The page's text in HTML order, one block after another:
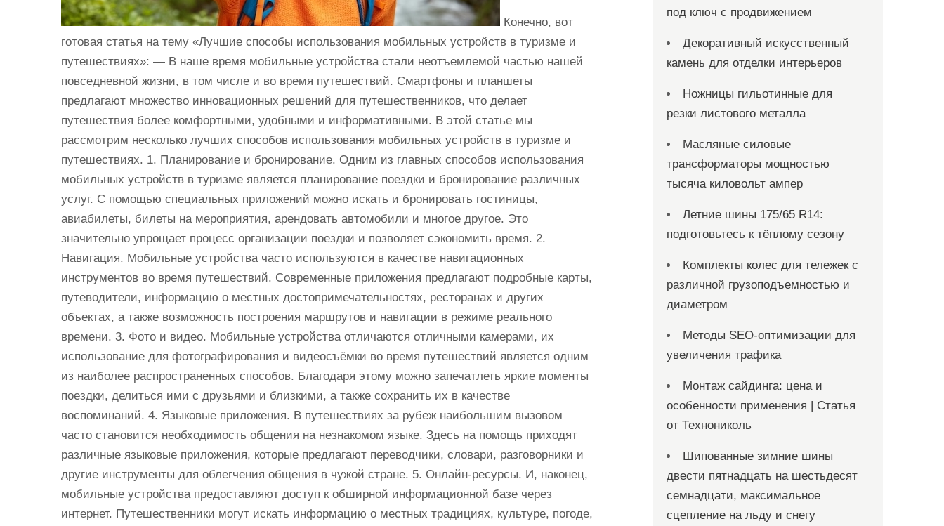
Конечно, вот
готовая статья на тему «Лучшие способы использования мобильных устройств в туризме и
путешествиях»: — В наше время мобильные устройства стали неотъемлемой частью нашей
повседневной жизни, в том числе и во время путешествий. Смартфоны и планшеты
предлагают множество инновационных решений для путешественников, что делает
путешествия более комфортными, удобными и информативными. В этой статье мы
рассмотрим несколько лучших способов использования мобильных устройств в туризме и
путешествиях. 1. Планирование и бронирование. Одним из главных способов использования
мобильных устройств в туризме является планирование поездки и бронирование различных
услуг. С помощью специальных приложений можно искать и бронировать гостиницы,
авиабилеты, билеты на мероприятия, арендовать автомобили и многое другое. Это
значительно упрощает процесс организации поездки и позволяет сэкономить время. 2.
Навигация. Мобильные устройства часто используются в качестве навигационных
инструментов во время путешествий. Современные приложения предлагают подробные карты,
путеводители, информацию о местных достопримечательностях, ресторанах и других
объектах, а также возможность построения маршрутов и навигации в режиме реального
времени. 3. Фото и видео. Мобильные устройства отличаются отличными камерами, их
использование для фотографирования и видеосъёмки во время путешествий является одним
из наиболее распространенных способов. Благодаря этому можно запечатлеть яркие моменты
поездки, делиться ими с друзьями и близкими, а также сохранить их в качестве
воспоминаний. 4. Языковые приложения. В путешествиях за рубеж наибольшим вызовом
часто становится необходимость общения на незнакомом языке. Здесь на помощь приходят
различные языковые приложения, которые предлагают переводчики, словари, разговорники и
другие инструменты для облегчения общения в чужой стране. 5. Онлайн-ресурсы. И, наконец,
мобильные устройства предоставляют доступ к обширной информационной базе через
интернет. Путешественники могут искать информацию о местных традициях, культуре, погоде,
под ключ с продвижением
Декоративный искусственный
камень для отделки интерьеров
Ножницы гильотинные для
резки листового металла
Масляные силовые
трансформаторы мощностью
тысяча киловольт ампер
Летние шины 175/65 R14:
подготовьтесь к тёплому сезону
Комплекты колес для тележек с
различной грузоподъемностью и
диаметром
Методы SEO-оптимизации для
увеличения трафика
Монтаж сайдинга: цена и
особенности применения | Статья
от Технониколь
Шипованные зимние шины
двести пятнадцать на шестьдесят
семнадцати, максимальное
сцепление на льду и снегу